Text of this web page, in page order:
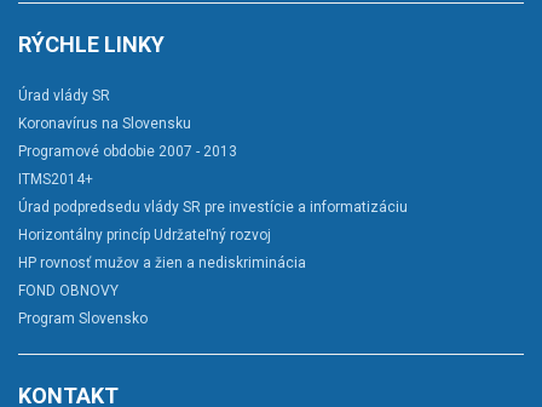
RÝCHLE LINKY
Úrad vlády SR
Koronavírus na Slovensku
Programové obdobie 2007 - 2013
ITMS2014+
Úrad podpredsedu vlády SR pre investície a informatizáciu
Horizontálny princíp Udržateľný rozvoj
HP rovnosť mužov a žien a nediskriminácia
FOND OBNOVY
Program Slovensko
KONTAKT